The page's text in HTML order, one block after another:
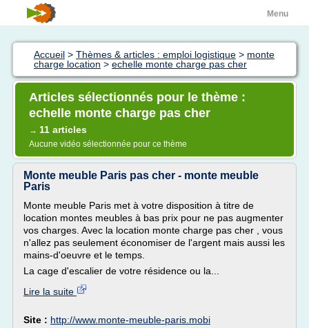
Menu
Accueil > Thèmes & articles : emploi logistique > monte
charge location > echelle monte charge pas cher
Articles sélectionnés pour le thème :
echelle monte charge pas cher
→ 11 articles
Aucune vidéo sélectionnée pour ce thème
Monte meuble Paris pas cher - monte meuble
Paris
Monte meuble Paris met à votre disposition à titre de
location montes meubles à bas prix pour ne pas augmenter
vos charges. Avec la location monte charge pas cher , vous
n'allez pas seulement économiser de l'argent mais aussi les
mains-d'oeuvre et le temps.
La cage d'escalier de votre résidence ou la...
Lire la suite
Site : http://www.monte-meuble-paris.mobi